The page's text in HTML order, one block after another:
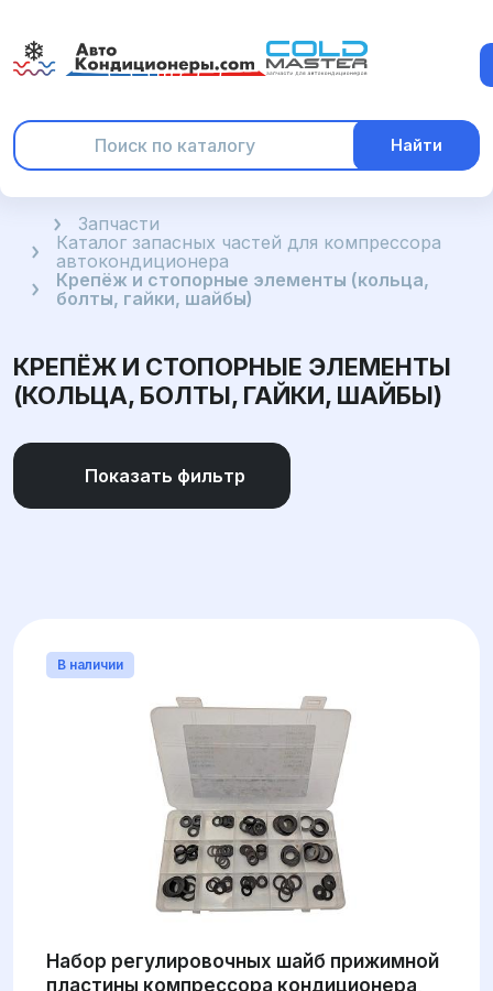
Найти
ГлавнаяЗапчасти
Каталог запасных частей для компрессора
автокондиционера
Крепёж и стопорные элементы (кольца,
болты, гайки, шайбы)
КРЕПЁЖ И СТОПОРНЫЕ ЭЛЕМЕНТЫ
(КОЛЬЦА, БОЛТЫ, ГАЙКИ, ШАЙБЫ)
Показать фильтр
В наличии
Набор регулировочных шайб прижимной
пластины компрессора кондиционера,